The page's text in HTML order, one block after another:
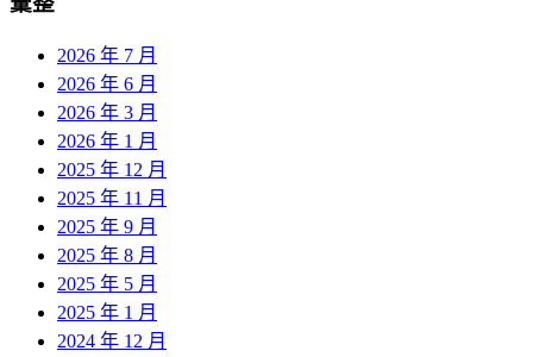
2026 年 7 月
2026 年 6 月
2026 年 3 月
2026 年 1 月
2025 年 12 月
2025 年 11 月
2025 年 9 月
2025 年 8 月
2025 年 5 月
2025 年 1 月
2024 年 12 月